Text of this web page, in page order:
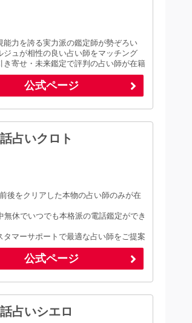
能力を誇る実力派の鑑定師が勢ぞろい
ジュが相性の良い占い師をマッチング
き寄せ・未来鑑定で評判の占い師が在籍
公式ページ
占いクロト
後をクリアした本物の占い師のみが在
無休でいつでも本格派の電話鑑定ができ
タマーサポートで最適な占い師をご提案
公式ページ
占いシエロ